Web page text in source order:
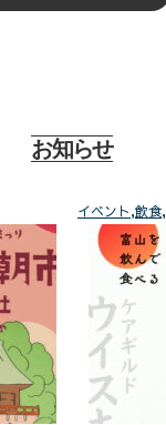
お知らせ
イベント,飲食,